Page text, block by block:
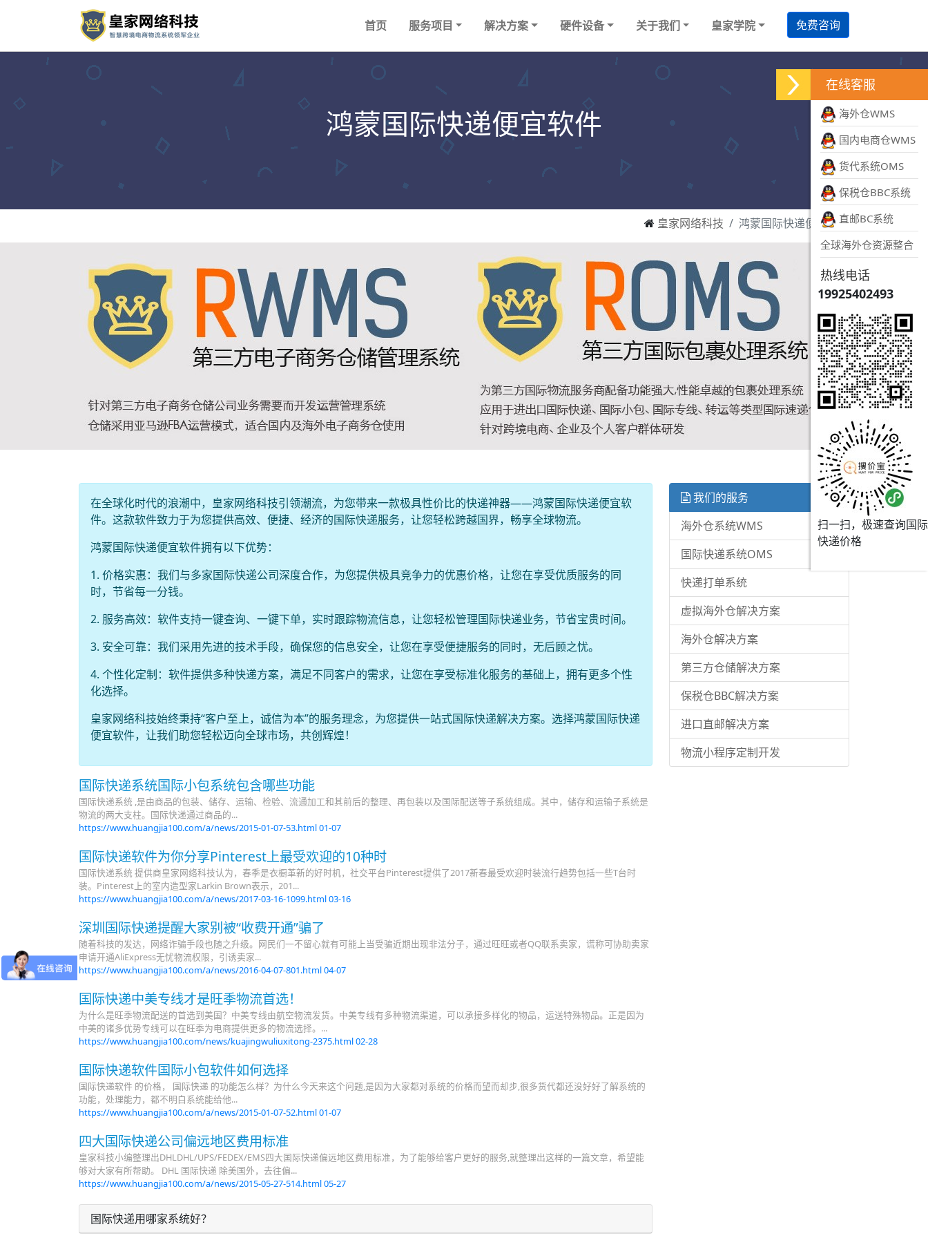
首页 服务项目 解决方案 硬件设备 关于我们 皇家学院 免费咨询
鸿蒙国际快递便宜软件
皇家网络科技 鸿蒙国际快递便宜软件
在全球化时代的浪潮中，皇家网络科技引领潮流，为您带来一款极具性价比的快递神器——鸿蒙国际快递便宜软
件。这款软件致力于为您提供高效、便捷、经济的国际快递服务，让您轻松跨越国界，畅享全球物流。
鸿蒙国际快递便宜软件拥有以下优势：
1. 价格实惠：我们与多家国际快递公司深度合作，为您提供极具竞争力的优惠价格，让您在享受优质服务的同
时，节省每一分钱。
2. 服务高效：软件支持一键查询、一键下单，实时跟踪物流信息，让您轻松管理国际快递业务，节省宝贵时间。
3. 安全可靠：我们采用先进的技术手段，确保您的信息安全，让您在享受便捷服务的同时，无后顾之忧。
4. 个性化定制：软件提供多种快递方案，满足不同客户的需求，让您在享受标准化服务的基础上，拥有更多个性
化选择。
皇家网络科技始终秉持“客户至上，诚信为本”的服务理念，为您提供一站式国际快递解决方案。选择鸿蒙国际快递
便宜软件，让我们助您轻松迈向全球市场，共创辉煌！
国际快递系统国际小包系统包含哪些功能
国际快递系统 ,是由商品的包装、储存、运输、检验、流通加工和其前后的整理、再包装以及国际配送等子系统组成。其中，储存和运输子系统是
物流的两大支柱。国际快递通过商品的...
https://www.huangjia100.com/a/news/2015-01-07-53.html01-07
国际快递软件为你分享Pinterest上最受欢迎的10种时
国际快递系统 提供商皇家网络科技认为，春季是衣橱革新的好时机，社交平台Pinterest提供了2017新春最受欢迎时装流行趋势包括一些T台时
装。Pinterest上的室内造型家Larkin Brown表示，201...
https://www.huangjia100.com/a/news/2017-03-16-1099.html03-16
深圳国际快递提醒大家别被“收费开通”骗了
随着科技的发达，网络诈骗手段也随之升级。网民们一不留心就有可能上当受骗近期出现非法分子，通过旺旺或者QQ联系卖家，谎称可协助卖家
申请开通AliExpress无忧物流权限，引诱卖家...
https://www.huangjia100.com/a/news/2016-04-07-801.html04-07
国际快递中美专线才是旺季物流首选！
为什么是旺季物流配送的首选到美国？中美专线由航空物流发货。中美专线有多种物流渠道，可以承接多样化的物品，运送特殊物品。正是因为
中美的诸多优势专线可以在旺季为电商提供更多的物流选择。...
https://www.huangjia100.com/news/kuajingwuliuxitong-2375.html02-28
国际快递软件国际小包软件如何选择
国际快递软件 的价格， 国际快递 的功能怎么样？为什么今天来这个问题,是因为大家都对系统的价格而望而却步,很多货代都还没好好了解系统的
功能，处理能力，都不明白系统能给他...
https://www.huangjia100.com/a/news/2015-01-07-52.html01-07
四大国际快递公司偏远地区费用标准
皇家科技小编整理出DHLDHL/UPS/FEDEX/EMS四大国际快递偏远地区费用标准，为了能够给客户更好的服务,就整理出这样的一篇文章，希望能
够对大家有所帮助。 DHL 国际快递 除美国外，去往偏...
https://www.huangjia100.com/a/news/2015-05-27-514.html05-27
国际快递用哪家系统好？
我们的服务
海外仓系统WMS
国际快递系统OMS
快递打单系统
虚拟海外仓解决方案
海外仓解决方案
第三方仓储解决方案
保税仓BBC解决方案
进口直邮解决方案
物流小程序定制开发
在线客服
海外仓WMS
国内电商仓WMS
货代系统OMS
保税仓BBC系统
直邮BC系统
全球海外仓资源整合
热线电话
19925402493
扫一扫，极速查询国际
快递价格